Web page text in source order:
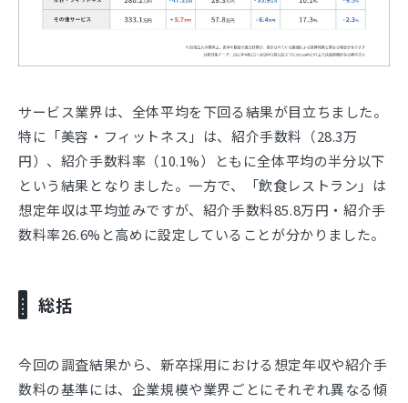
サービス業界は、全体平均を下回る結果が目立ちました。
特に「美容・フィットネス」は、紹介手数料（28.3万
円）、紹介手数料率（10.1%）ともに全体平均の半分以下
という結果となりました。一方で、「飲食レストラン」は
想定年収は平均並みですが、紹介手数料85.8万円・紹介手
数料率26.6%と高めに設定していることが分かりました。
総括
今回の調査結果から、新卒採用における想定年収や紹介手
数料の基準には、企業規模や業界ごとにそれぞれ異なる傾